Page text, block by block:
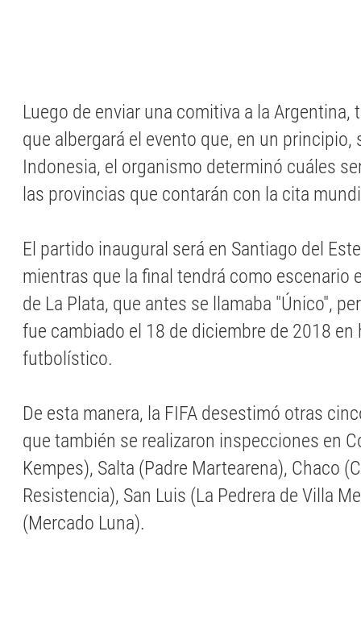
Luego de enviar una comitiva a la Argentina,
que albergará el evento que, en un principio,
Indonesia, el organismo determinó cuáles
las provincias que contarán con la cita
El partido inaugural será en Santiago del
mientras que la final tendrá como escenario
de La Plata, que antes se llamaba "Único",
fue cambiado el 18 de diciembre de 2018 en
futbolístico.
De esta manera, la FIFA desestimó otras
que también se realizaron inspecciones en
Kempes), Salta (Padre Martearena), Chaco
Resistencia), San Luis (La Pedrera de Villa
(Mercado Luna).